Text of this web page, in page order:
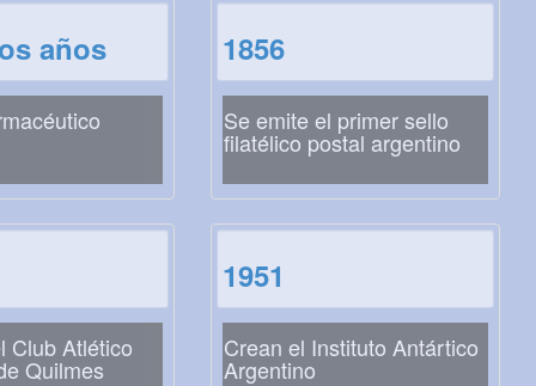
años 1856
Se emite el primer sello
filatélico postal argentino
Club Atlético
Quilmes
1951
Crean el Instituto Antártico
Argentino